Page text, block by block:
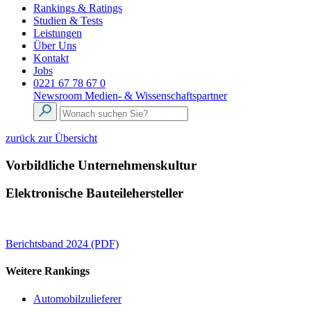
Rankings & Ratings
Studien & Tests
Leistungen
Über Uns
Kontakt
Jobs
0221 67 78 67 0
Newsroom Medien- & Wissenschaftspartner
zurück zur Übersicht
Vorbildliche Unternehmenskultur
Elektronische Bauteilehersteller
Berichtsband 2024 (PDF)
Weitere Rankings
Automobilzulieferer